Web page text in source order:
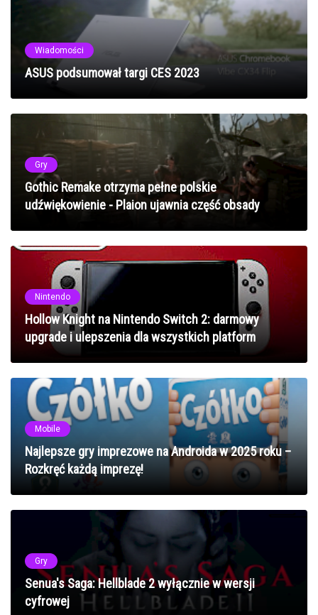
Wiadomości
ASUS podsumował targi CES 2023
Gry
Gothic Remake otrzyma pełne polskie
udźwiękowienie - Plaion ujawnia część obsady
Nintendo
Hollow Knight na Nintendo Switch 2: darmowy
upgrade i ulepszenia dla wszystkich platform
Mobile
Najlepsze gry imprezowe na Androida w 2025 roku –
Rozkręć każdą imprezę!
Gry
Senua's Saga: Hellblade 2 wyłącznie w wersji
cyfrowej